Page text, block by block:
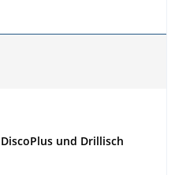
und Drillisch